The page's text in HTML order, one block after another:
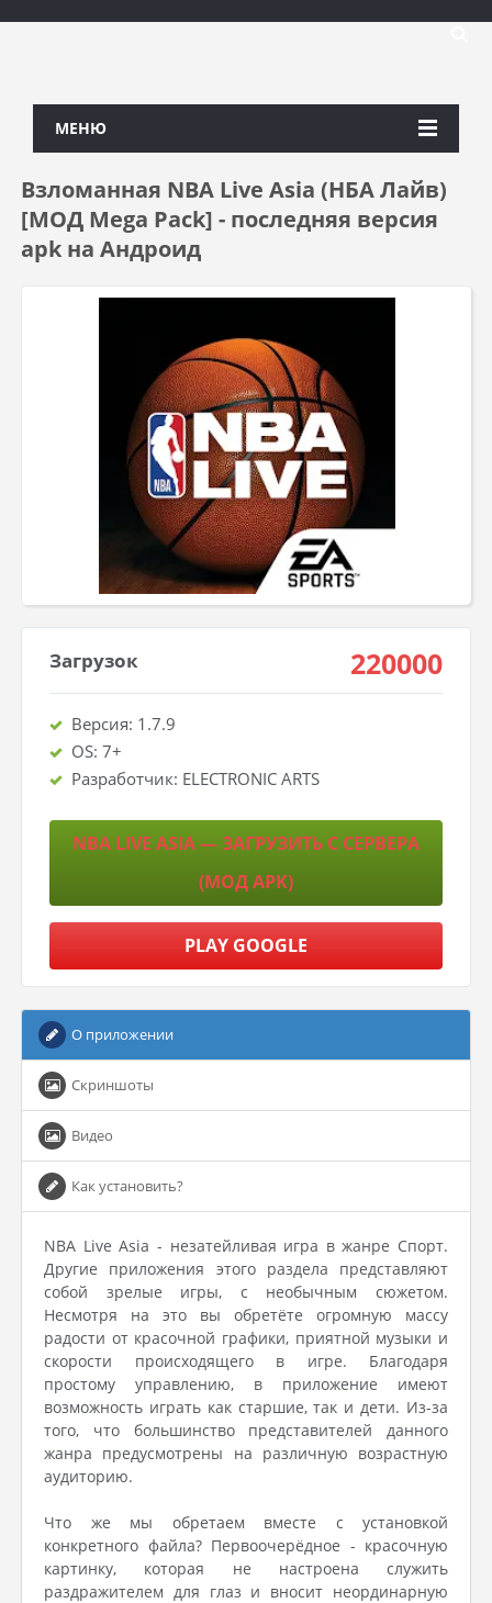
МЕНЮ
Взломанная NBA Live Asia (НБА Лайв)
[МОД Mega Pack] - последняя версия
apk на Андроид
Загрузок 220000
Версия: 1.7.9
OS: 7+
Разработчик: ELECTRONIC ARTS
NBA LIVE ASIA — ЗАГРУЗИТЬ С СЕРВЕРА
(МОД APK)
PLAY GOOGLE
О приложении
Скриншоты
Видео
Как установить?
NBA Live Asia - незатейливая игра в жанре Спорт.
Другие приложения этого раздела представляют
собой зрелые игры, с необычным сюжетом.
Несмотря на это вы обретёте огромную массу
радости от красочной графики, приятной музыки и
скорости происходящего в игре. Благодаря
простому управлению, в приложение имеют
возможность играть как старшие, так и дети. Из-за
того, что большинство представителей данного
жанра предусмотрены на различную возрастную
аудиторию.
Что же мы обретаем вместе с установкой
конкретного файла? Первоочерёдное - красочную
картинку, которая не настроена служить
раздражителем для глаз и вносит неординарную